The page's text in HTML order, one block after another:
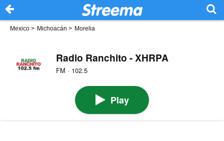
Mexico > Michoacán > Morelia
Radio Ranchito - XHRPA
FM · 102.5
Play